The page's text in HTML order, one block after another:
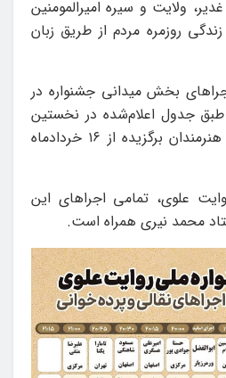
ولایت و سیره امیرالمومنین
روزمره مردم از طریق زبان
بخش میدانی جشنواره در
طبق جدول اعلام‌شده در نخستین
روز این رویداد نمایشی، هنرمندان برگزیده از ۱۶ خردادماه
علوی، تمامی اجراهای این
محمد نیری همراه است.